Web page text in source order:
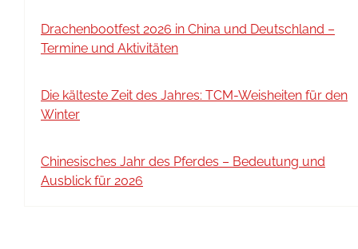
Drachenbootfest 2026 in China und Deutschland –
Termine und Aktivitäten
Die kälteste Zeit des Jahres: TCM-Weisheiten für den
Winter
Chinesisches Jahr des Pferdes – Bedeutung und
Ausblick für 2026